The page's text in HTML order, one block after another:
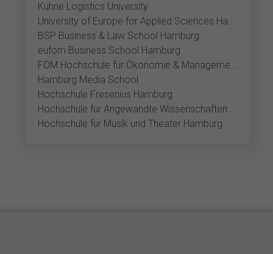
Kühne Logistics University
University of Europe for Applied Sciences Hamburg
BSP Business & Law School Hamburg
eufom Business School Hamburg
FOM Hochschule für Ökonomie & Management Hamburg
Hamburg Media School
Hochschule Fresenius Hamburg
Hochschule für Angewandte Wissenschaften Hamburg
Hochschule für Musik und Theater Hamburg